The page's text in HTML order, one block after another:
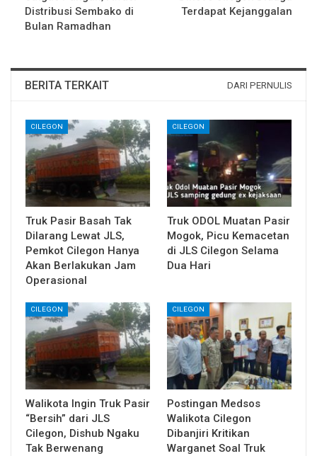
Distribusi Sembako di
Bulan Ramadhan
Terdapat Kejanggalan
BERITA TERKAIT DARI PERNULIS
CILEGON
Truk Pasir Basah Tak
Dilarang Lewat JLS,
Pemkot Cilegon Hanya
Akan Berlakukan Jam
Operasional
CILEGON
Truk ODOL Muatan Pasir
Mogok, Picu Kemacetan
di JLS Cilegon Selama
Dua Hari
CILEGON
Walikota Ingin Truk Pasir
“Bersih” dari JLS
Cilegon, Dishub Ngaku
Tak Berwenang
CILEGON
Postingan Medsos
Walikota Cilegon
Dibanjiri Kritikan
Warganet Soal Truk